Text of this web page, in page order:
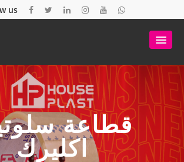
us
قطاعة
اكليرك